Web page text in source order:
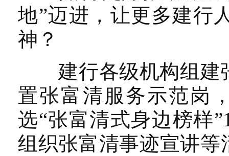
地”迈进，让更多建行
神？
建行各级机构组建
置张富清服务示范岗
选“张富清式身边榜样
组织张富清事迹宣讲